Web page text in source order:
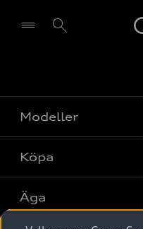
Modeller
Alla modeller
Elbilar
Köpa
Privaterbjudanden
Äga